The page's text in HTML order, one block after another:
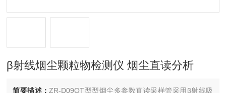
β射线烟尘颗粒物检测仪 烟尘直读分析
简要描述： ZR-D09QT型型烟尘多参数直读采样管采用β射线吸